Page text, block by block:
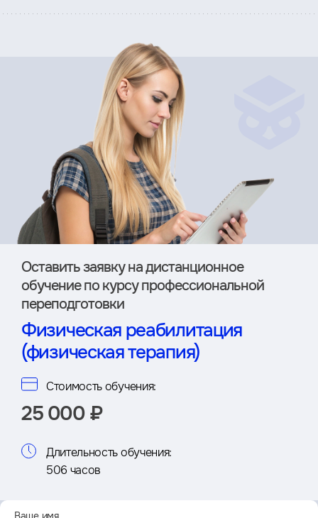
Оставить заявку на дистан­ционное
обучение по курсу профессиональной
переподготовки
Физическая реабилитация
(физическая терапия)
Стоимость обучения:
25 000 ₽
Длительность обучения:
506 часов